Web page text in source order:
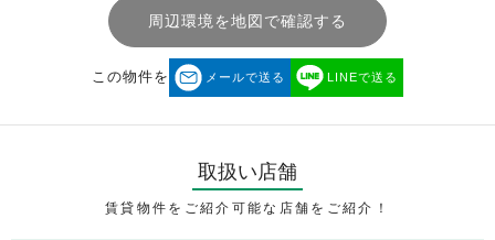
周辺環境を地図で確認する
この物件を メールで送る LINEで送る
取扱い店舗
賃貸物件をご紹介可能な店舗をご紹介！